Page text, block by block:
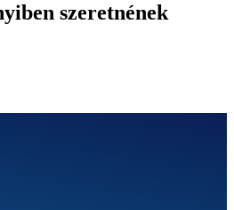
szeretnének